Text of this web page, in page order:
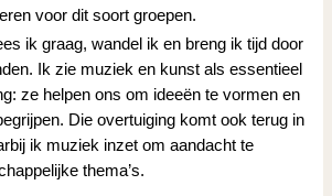
voor dit soort groepen.
ik graag, wandel ik en breng ik tijd door
Ik zie muziek en kunst als essentieel
ze helpen ons om ideeën te vormen en
Die overtuiging komt ook terug in
ik muziek inzet om aandacht te
thema’s.